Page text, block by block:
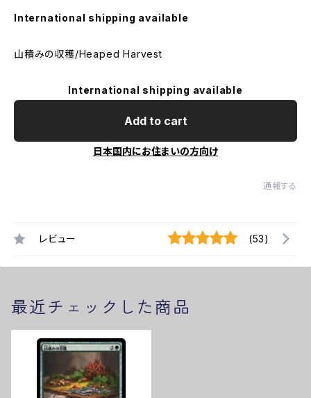
International shipping available
山積みの収穫/Heaped Harvest
International shipping available
Add to cart
日本国内にお住まいの方向け
通報する
レビュー (53)
最近チェックした商品